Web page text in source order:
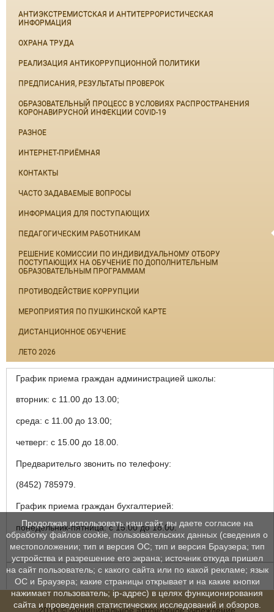
АНТИЭКСТРЕМИСТСКАЯ И АНТИТЕРРОРИСТИЧЕСКАЯ
ИНФОРМАЦИЯ
ОХРАНА ТРУДА
РЕАЛИЗАЦИЯ АНТИКОРРУПЦИОННОЙ ПОЛИТИКИ
ПРЕДПИСАНИЯ, РЕЗУЛЬТАТЫ ПРОВЕРОК
ОБРАЗОВАТЕЛЬНЫЙ ПРОЦЕСС В УСЛОВИЯХ РАСПРОСТРАНЕНИЯ
КОРОНАВИРУСНОЙ ИНФЕКЦИИ COVID-19
РАЗНОЕ
ИНТЕРНЕТ-ПРИЁМНАЯ
КОНТАКТЫ
ЧАСТО ЗАДАВАЕМЫЕ ВОПРОСЫ
ИНФОРМАЦИЯ ДЛЯ ПОСТУПАЮЩИХ
ПЕДАГОГИЧЕСКИМ РАБОТНИКАМ
РЕШЕНИЕ КОМИССИИ ПО ИНДИВИДУАЛЬНОМУ ОТБОРУ
ПОСТУПАЮЩИХ НА ОБУЧЕНИЕ ПО ДОПОЛНИТЕЛЬНЫМ
ОБРАЗОВАТЕЛЬНЫМ ПРОГРАММАМ
ПРОТИВОДЕЙСТВИЕ КОРРУПЦИИ
МЕРОПРИЯТИЯ ПО ПУШКИНСКОЙ КАРТЕ
ДИСТАНЦИОННОЕ ОБУЧЕНИЕ
ЛЕТО 2026
График приема граждан администрацией школы:
вторник: с 11.00 до 13.00;
среда: с 11.00 до 13.00;
четверг: с 15.00 до 18.00.
Предварительго звонить по телефону:
(8452) 785979.
График приема граждан бухгалтерией:
понедельник-пятница: с 15.00 до 18.00.
Продолжая использовать наш сайт, вы даете согласие на
обработку файлов cookie, пользовательских данных (сведения о
местоположении; тип и версия ОС; тип и версия Браузера; тип
устройства и разрешение его экрана; источник откуда пришел
на сайт пользователь; с какого сайта или по какой рекламе; язык
ОС и Браузера; какие страницы открывает и на какие кнопки
нажимает пользователь; ip-адрес) в целях функционирования
сайта и проведения статистических исследований и обзоров.